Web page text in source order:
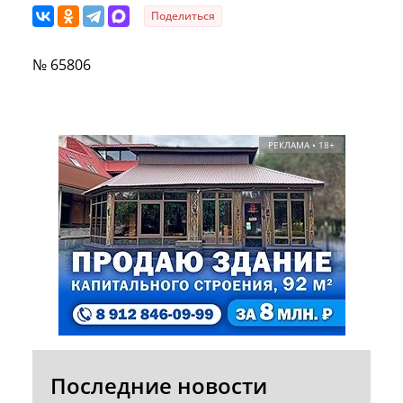
Поделиться
№ 65806
РЕКЛАМА • 18+
Последние новости